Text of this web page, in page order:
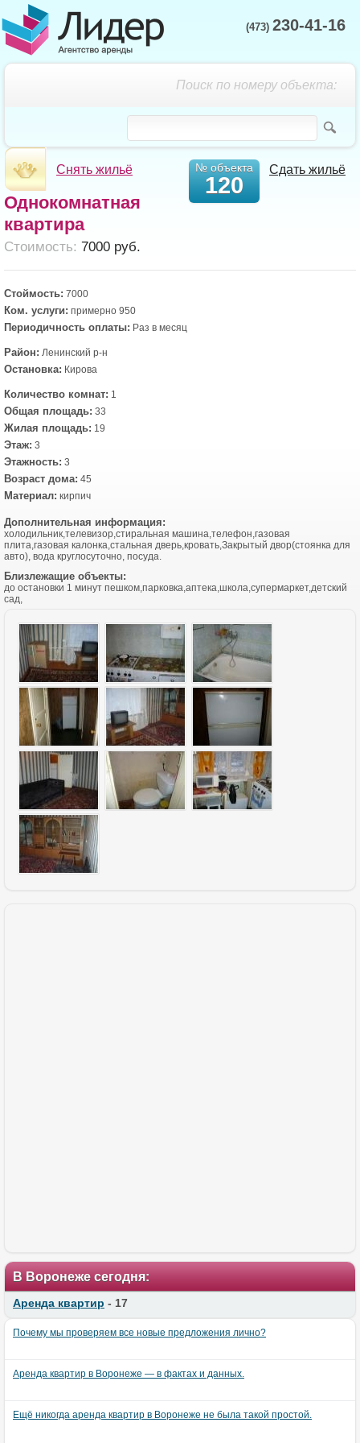
(473) 230-41-16
Поиск по номеру объекта:
Снять жильё Сдать жильё
№ объекта
120
Однокомнатная
квартира
Cтоимость: 7000 руб.
Стоймость: 7000
Ком. услуги: примерно 950
Периодичность оплаты: Раз в месяц
Район: Ленинский р-н
Остановка: Кирова
Количество комнат: 1
Общая площадь: 33
Жилая площадь: 19
Этаж: 3
Этажность: 3
Возраст дома: 45
Материал: кирпич
Дополнительная информация:
холодильник,телевизор,стиральная машина,телефон,газовая
плита,газовая калонка,стальная дверь,кровать,Закрытый двор(стоянка для
авто), вода круглосуточно, посуда.
Близлежащие объекты:
до остановки 1 минут пешком,парковка,аптека,школа,супермаркет,детский
сад,
В Воронеже сегодня:
Аренда квартир - 17
Почему мы проверяем все новые предложения лично?
Аренда квартир в Воронеже — в фактах и данных.
Ещё никогда аренда квартир в Воронеже не была такой простой.